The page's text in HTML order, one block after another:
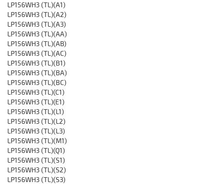
LP156WH3 (TL)(A1)
LP156WH3 (TL)(A2)
LP156WH3 (TL)(A3)
LP156WH3 (TL)(AA)
LP156WH3 (TL)(AB)
LP156WH3 (TL)(AC)
LP156WH3 (TL)(B1)
LP156WH3 (TL)(BA)
LP156WH3 (TL)(BC)
LP156WH3 (TL)(C1)
LP156WH3 (TL)(E1)
LP156WH3 (TL)(L1)
LP156WH3 (TL)(L2)
LP156WH3 (TL)(L3)
LP156WH3 (TL)(M1)
LP156WH3 (TL)(Q1)
LP156WH3 (TL)(S1)
LP156WH3 (TL)(S2)
LP156WH3 (TL)(S3)